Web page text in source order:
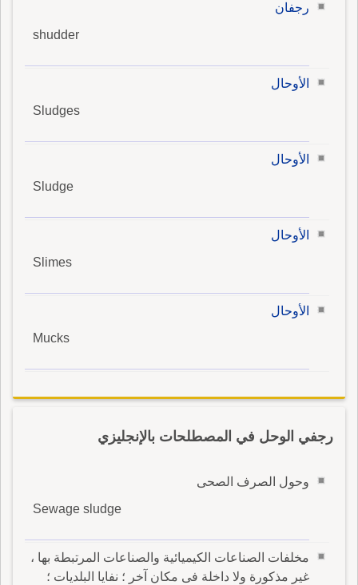
رجفان
shudder
الأوحال
Sludges
الأوحال
Sludge
الأوحال
Slimes
الأوحال
Mucks
رجفي الوحل في المصطلحات بالإنجليزي
وحول الصرف الصحى
Sewage sludge
مخلفات الصناعات الكيميائية والصناعات المرتبطة بها ،
غير مذكورة ولا داخلة فى مكان آخر ؛ نفايا البلديات ؛